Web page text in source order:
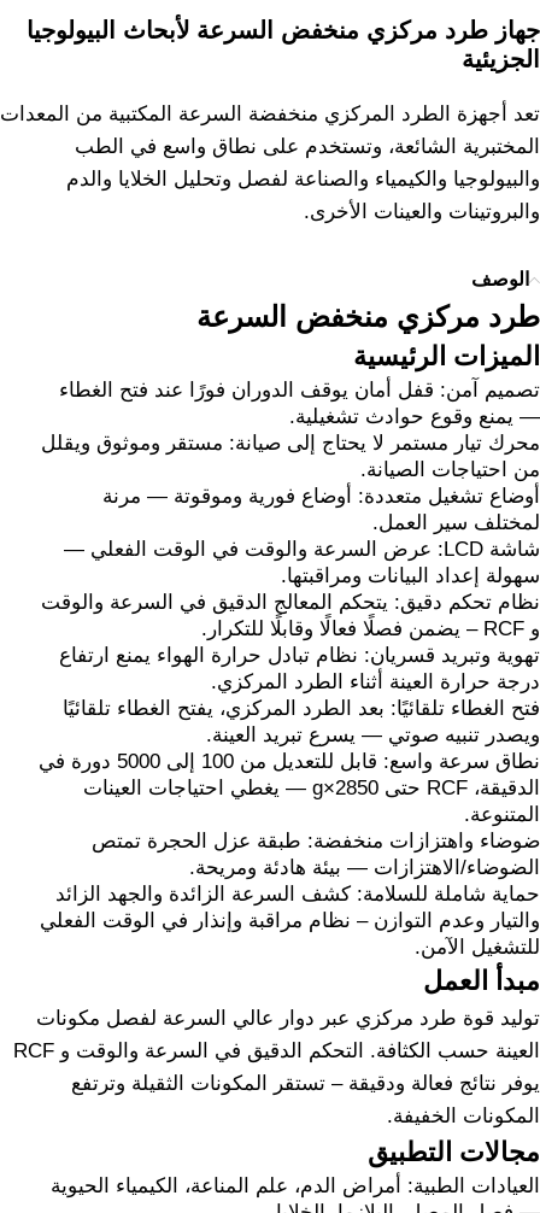
جهاز طرد مركزي منخفض السرعة لأبحاث البيولوجيا
الجزيئية
تعد أجهزة الطرد المركزي منخفضة السرعة المكتبية من المعدات
المختبرية الشائعة، وتستخدم على نطاق واسع في الطب
والبيولوجيا والكيمياء والصناعة لفصل وتحليل الخلايا والدم
والبروتينات والعينات الأخرى.
الوصف
طرد مركزي منخفض السرعة
الميزات الرئيسية
تصميم آمن: قفل أمان يوقف الدوران فورًا عند فتح الغطاء
— يمنع وقوع حوادث تشغيلية.
محرك تيار مستمر لا يحتاج إلى صيانة: مستقر وموثوق ويقلل
من احتياجات الصيانة.
أوضاع تشغيل متعددة: أوضاع فورية وموقوتة — مرنة
لمختلف سير العمل.
شاشة LCD: عرض السرعة والوقت في الوقت الفعلي —
سهولة إعداد البيانات ومراقبتها.
نظام تحكم دقيق: يتحكم المعالج الدقيق في السرعة والوقت
و RCF – يضمن فصلًا فعالًا وقابلًا للتكرار.
تهوية وتبريد قسريان: نظام تبادل حرارة الهواء يمنع ارتفاع
درجة حرارة العينة أثناء الطرد المركزي.
فتح الغطاء تلقائيًا: بعد الطرد المركزي، يفتح الغطاء تلقائيًا
ويصدر تنبيه صوتي — يسرع تبريد العينة.
نطاق سرعة واسع: قابل للتعديل من 100 إلى 5000 دورة في
الدقيقة، RCF حتى 2850×g — يغطي احتياجات العينات
المتنوعة.
ضوضاء واهتزازات منخفضة: طبقة عزل الحجرة تمتص
الضوضاء/الاهتزازات — بيئة هادئة ومريحة.
حماية شاملة للسلامة: كشف السرعة الزائدة والجهد الزائد
والتيار وعدم التوازن – نظام مراقبة وإنذار في الوقت الفعلي
للتشغيل الآمن.
مبدأ العمل
توليد قوة طرد مركزي عبر دوار عالي السرعة لفصل مكونات
العينة حسب الكثافة. التحكم الدقيق في السرعة والوقت و RCF
يوفر نتائج فعالة ودقيقة – تستقر المكونات الثقيلة وترتفع
المكونات الخفيفة.
مجالات التطبيق
العيادات الطبية: أمراض الدم، علم المناعة، الكيمياء الحيوية